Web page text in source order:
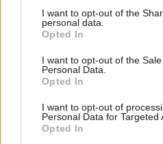
I want to opt-out of the
personal data.
Opted In
I want to opt-out of the
Personal Data.
Opted In
I want to opt-out of
Personal Data for Targeted
Opted In
Ακολουθήστε το
Newsκαι μάθετε
για την άμυνα.